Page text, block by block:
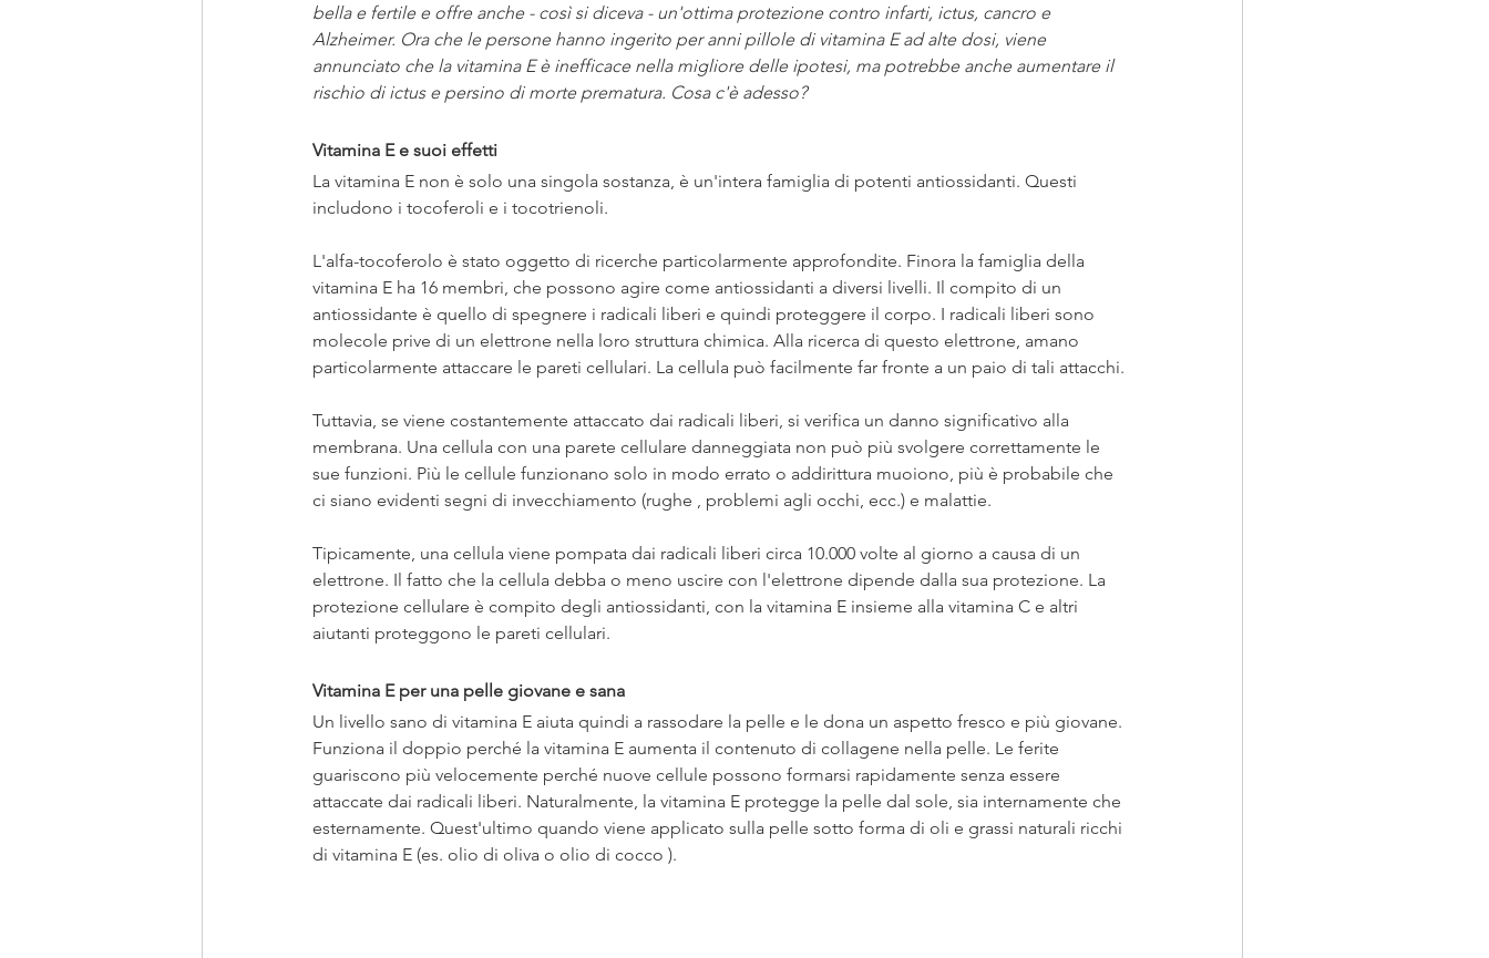
bella e fertile e offre anche - così si diceva - un'ottima protezione contro infarti, ictus, cancro e
Alzheimer. Ora che le persone hanno ingerito per anni pillole di vitamina E ad alte dosi, viene
annunciato che la vitamina E è inefficace nella migliore delle ipotesi, ma potrebbe anche aumentare il
rischio di ictus e persino di morte prematura. Cosa c'è adesso?
Vitamina E e suoi effetti
La vitamina E non è solo una singola sostanza, è un'intera famiglia di potenti antiossidanti. Questi
includono i tocoferoli e i tocotrienoli.
L'alfa-tocoferolo è stato oggetto di ricerche particolarmente approfondite. Finora la famiglia della
vitamina E ha 16 membri, che possono agire come antiossidanti a diversi livelli. Il compito di un
antiossidante è quello di spegnere i radicali liberi e quindi proteggere il corpo. I radicali liberi sono
molecole prive di un elettrone nella loro struttura chimica. Alla ricerca di questo elettrone, amano
particolarmente attaccare le pareti cellulari. La cellula può facilmente far fronte a un paio di tali attacchi.
Tuttavia, se viene costantemente attaccato dai radicali liberi, si verifica un danno significativo alla
membrana. Una cellula con una parete cellulare danneggiata non può più svolgere correttamente le
sue funzioni. Più le cellule funzionano solo in modo errato o addirittura muoiono, più è probabile che
ci siano evidenti segni di invecchiamento (rughe , problemi agli occhi, ecc.) e malattie.
Tipicamente, una cellula viene pompata dai radicali liberi circa 10.000 volte al giorno a causa di un
elettrone. Il fatto che la cellula debba o meno uscire con l'elettrone dipende dalla sua protezione. La
protezione cellulare è compito degli antiossidanti, con la vitamina E insieme alla vitamina C e altri
aiutanti proteggono le pareti cellulari.
Vitamina E per una pelle giovane e sana
Un livello sano di vitamina E aiuta quindi a rassodare la pelle e le dona un aspetto fresco e più giovane.
Funziona il doppio perché la vitamina E aumenta il contenuto di collagene nella pelle. Le ferite
guariscono più velocemente perché nuove cellule possono formarsi rapidamente senza essere
attaccate dai radicali liberi. Naturalmente, la vitamina E protegge la pelle dal sole, sia internamente che
esternamente. Quest'ultimo quando viene applicato sulla pelle sotto forma di oli e grassi naturali ricchi
di vitamina E (es. olio di oliva o olio di cocco ).